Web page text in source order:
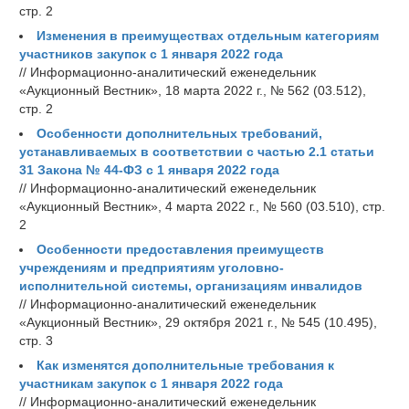
стр. 2
Изменения в преимуществах отдельным категориям
участников закупок с 1 января 2022 года
// Информационно-аналитический еженедельник
«Аукционный Вестник», 18 марта 2022 г., № 562 (03.512),
стр. 2
Особенности дополнительных требований,
устанавливаемых в соответствии с частью 2.1 статьи
31 Закона № 44-ФЗ с 1 января 2022 года
// Информационно-аналитический еженедельник
«Аукционный Вестник», 4 марта 2022 г., № 560 (03.510), стр.
2
Особенности предоставления преимуществ
учреждениям и предприятиям уголовно-
исполнительной системы, организациям инвалидов
// Информационно-аналитический еженедельник
«Аукционный Вестник», 29 октября 2021 г., № 545 (10.495),
стр. 3
Как изменятся дополнительные требования к
участникам закупок с 1 января 2022 года
// Информационно-аналитический еженедельник